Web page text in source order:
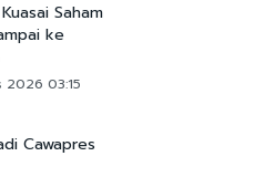
Saham
ke
03:15
Cawapres